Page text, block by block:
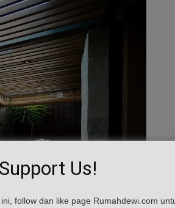
Support Us!
follow dan like page Rumahdewi.com